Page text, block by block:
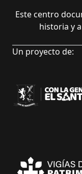
Este centro
historia y
Un proyecto de: